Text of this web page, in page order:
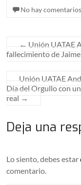
No hay comentarios
← Unión UATAE
fallecimiento de
Unión UATAE
Día del Orgullo con
real →
Deja una
Lo siento, debes estar
comentario.